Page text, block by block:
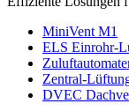
MiniVent M1
ELS Einrohr-
Zentral-
DVEC